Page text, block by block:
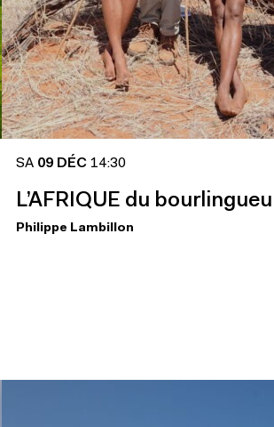
SA 09 DÉC 14:30
L’AFRIQUE du
Philippe Lambillon